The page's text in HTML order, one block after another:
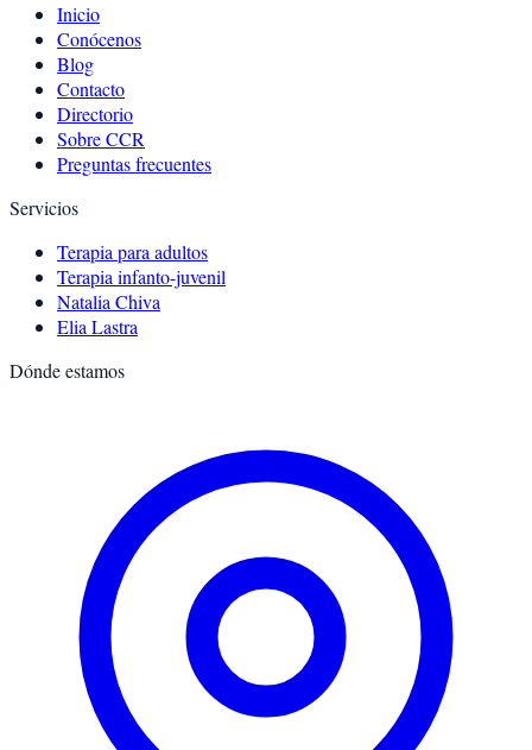
Inicio
Conócenos
Blog
Contacto
Directorio
Sobre CCR
Preguntas frecuentes
Servicios
Terapia para adultos
Terapia infanto-juvenil
Natalia Chiva
Elia Lastra
Dónde estamos